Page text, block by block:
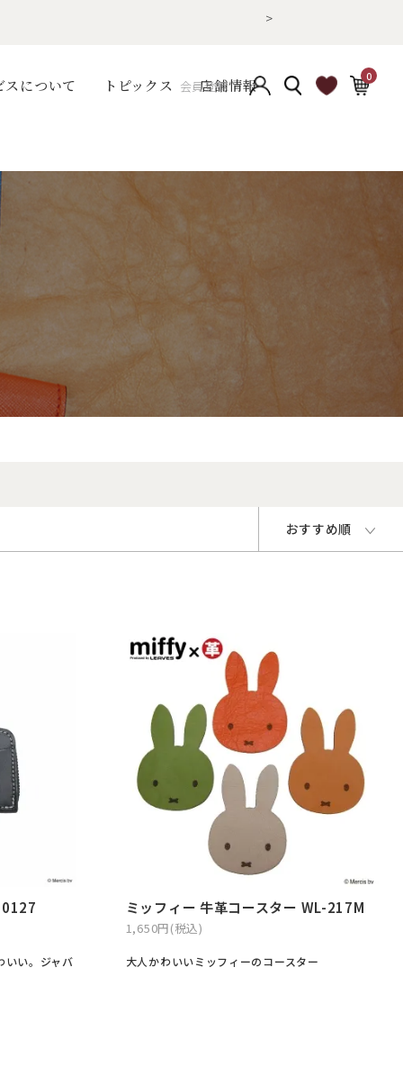
>
スについて トピックス 店舗情報
会員登録
0
おすすめ順
いい。ジャバ
ミッフィー 牛革コースター WL-217M
1,650円(税込)
大人かわいいミッフィーのコースター